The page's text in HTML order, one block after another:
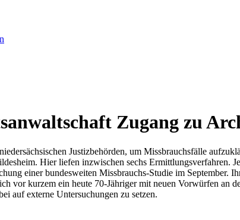
Zugang zu
Justizbehörden, um Missbrauchsfälle
Hier liefen inzwischen sechs
einer bundesweiten Missbrauchs-Studie im September.
vor kurzem ein heute 70-Jähriger mit neuen Vorwürfen an
auf externe Untersuchungen zu setzen.